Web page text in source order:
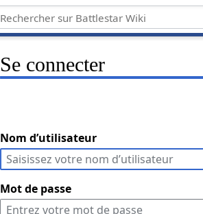
Se connecter
Nom d’utilisateur
Mot de passe